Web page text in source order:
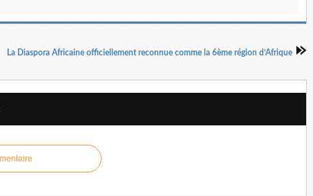
La Diaspora Africaine officiellement reconnue comme la 6ème région d’Afrique